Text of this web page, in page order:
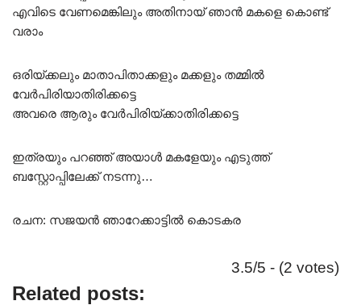
എവിടെ വേണമെങ്കിലും അതിനായ് ഞാൻ മകളെ കൊണ്ട്
വരാം
ഒരിയ്ക്കലും മാതാപിതാക്കളും മക്കളും തമ്മിൽ
വേർപിരിയാതിരിക്കട്ടെ
അവരെ ആരും വേർപിരിയ്ക്കാതിരിക്കട്ടെ
ഇത്രയും പറഞ്ഞ് അയാൾ മകളേയും എടുത്ത്
ബസ്റ്റോപ്പിലേക്ക് നടന്നു…
രചന: സജയൻ ഞാറേക്കാട്ടിൽ കൊടകര
3.5/5 - (2 votes)
Related posts: